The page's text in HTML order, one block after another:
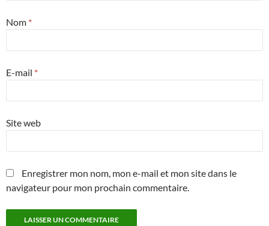
Nom *
E-mail *
Site web
Enregistrer mon nom, mon e-mail et mon site dans le
navigateur pour mon prochain commentaire.